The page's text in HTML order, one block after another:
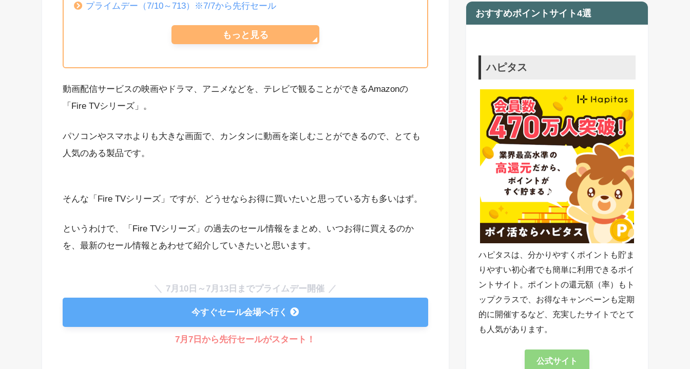
プライムデー（7/10～713）※7/7から先行セール
もっと見る
動画配信サービスの映画やドラマ、アニメなどを、テレビで観ることができるAmazonの
「Fire TVシリーズ」。
パソコンやスマホよりも大きな画面で、カンタンに動画を楽しむことができるので、とても
人気のある製品です。
そんな「Fire TVシリーズ」ですが、どうせならお得に買いたいと思っている方も多いはず。
というわけで、「Fire TVシリーズ」の過去のセール情報をまとめ、いつお得に買えるのか
を、最新のセール情報とあわせて紹介していきたいと思います。
7月10日～7月13日までプライムデー開催
今すぐセール会場へ行く
7月7日から先行セールがスタート！
おすすめポイントサイト4選
ハピタス
ハピタスは、分かりやすくポイントも貯ま
りやすい初心者でも簡単に利用できるポイ
ントサイト。ポイントの還元額（率）もト
ップクラスで、お得なキャンペーンも定期
的に開催するなど、充実したサイトでとて
も人気があります。
公式サイト